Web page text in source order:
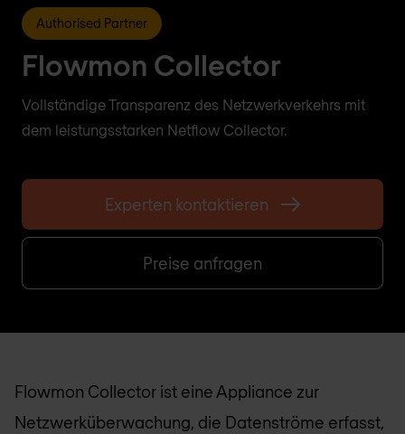
Authorised Partner
Flowmon Collector
Vollständige Transparenz des Netzwerkverkehrs mit
dem leistungsstarken Netflow Collector.
Experten kontaktieren
Preise anfragen
Flowmon Collector ist eine Appliance zur
Netzwerküberwachung, die Datenströme erfasst,